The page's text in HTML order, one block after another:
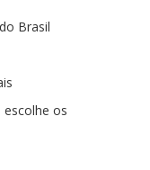
Brasil
os